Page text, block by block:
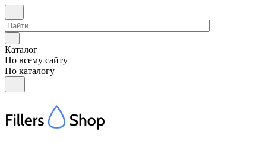
Каталог
По всему сайту
По каталогу